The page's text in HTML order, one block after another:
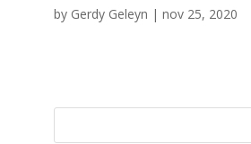
by Gerdy Geleyn | nov 25, 2020